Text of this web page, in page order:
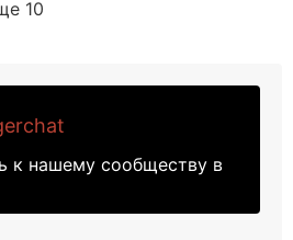
10
к нашему сообществу в